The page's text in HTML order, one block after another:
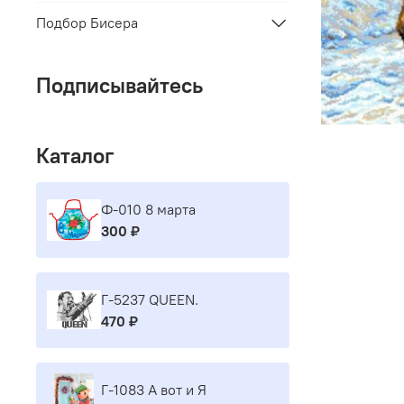
Подбор Бисера
Подписывайтесь
Каталог
Ф-010 8 марта
300 ₽
Г-5237 QUEEN.
470 ₽
Г-1083 А вот и Я